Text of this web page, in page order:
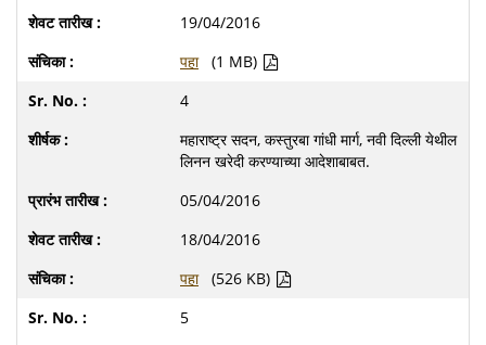
19/04/2016
पहा
(1 MB)
4
महाराष्ट्र सदन, कस्तुरबा गांधी मार्ग, नवी दिल्ली येथील
लिनन खरेदी करण्याच्या आदेशाबाबत.
05/04/2016
18/04/2016
पहा
(526 KB)
5